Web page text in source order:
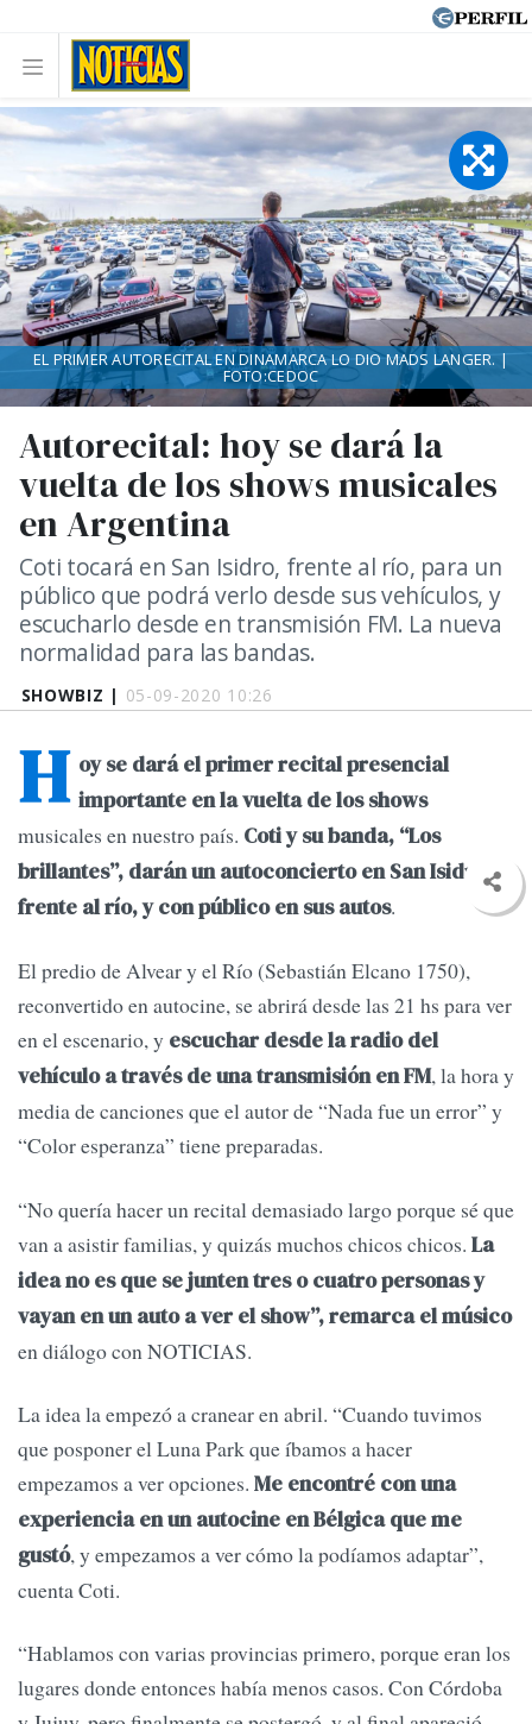
SHOWBIZ | 05-09-2020 10:26
Autorecital: hoy se dará la
vuelta de los shows musicales
en Argentina
Coti tocará en San Isidro, frente al río, para un
público que podrá verlo desde sus vehículos, y
escucharlo desde en transmisión FM. La nueva
normalidad para las bandas.
EL PRIMER AUTORECITAL EN DINAMARCA LO DIO MADS LANGER. |
FOTO:CEDOC
H oy se dará el primer recital presencial
importante en la vuelta de los shows
musicales en nuestro país. Coti y su banda, “Los
brillantes”, darán un autoconcierto en San Isidro,
frente al río, y con público en sus autos.
El predio de Alvear y el Río (Sebastián Elcano 1750),
reconvertido en autocine, se abrirá desde las 21 hs para ver
en el escenario, y escuchar desde la radio del
vehículo a través de una transmisión en FM, la hora y
media de canciones que el autor de “Nada fue un error” y
“Color esperanza” tiene preparadas.
“No quería hacer un recital demasiado largo porque sé que
van a asistir familias, y quizás muchos chicos chicos. La
idea no es que se junten tres o cuatro personas y
vayan en un auto a ver el show”, remarca el músico
en diálogo con NOTICIAS.
La idea la empezó a cranear en abril. “Cuando tuvimos
que posponer el Luna Park que íbamos a hacer
empezamos a ver opciones. Me encontré con una
experiencia en un autocine en Bélgica que me
gustó, y empezamos a ver cómo la podíamos adaptar”,
cuenta Coti.
“Hablamos con varias provincias primero, porque eran los
lugares donde entonces había menos casos. Con Córdoba